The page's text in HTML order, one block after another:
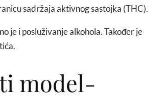
sadržaja aktivnog sastojka (THC).
je i posluživanje alkohola. Također je
model-